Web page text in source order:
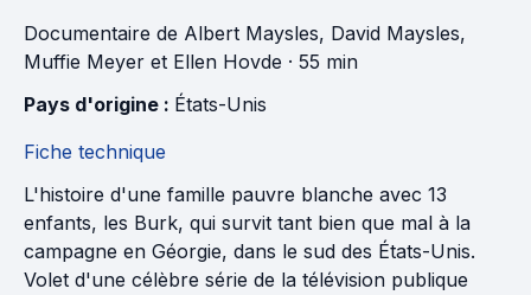
Documentaire de Albert Maysles, David Maysles,
Muffie Meyer et Ellen Hovde · 55 min
Pays d'origine : États-Unis
Fiche technique
L'histoire d'une famille pauvre blanche avec 13
enfants, les Burk, qui survit tant bien que mal à la
campagne en Géorgie, dans le sud des États-Unis.
Volet d'une célèbre série de la télévision publique